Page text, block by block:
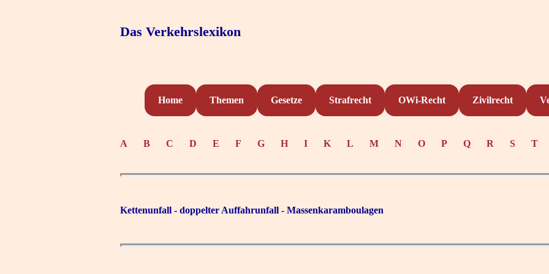
Das Verkehrslexikon
Home Themen Gesetze Strafrecht OWi-Recht Zivilrecht
A B C D E F G H I K L M N O P Q R S T
Kettenunfall - doppelter Auffahrunfall - Massenkaramboulagen